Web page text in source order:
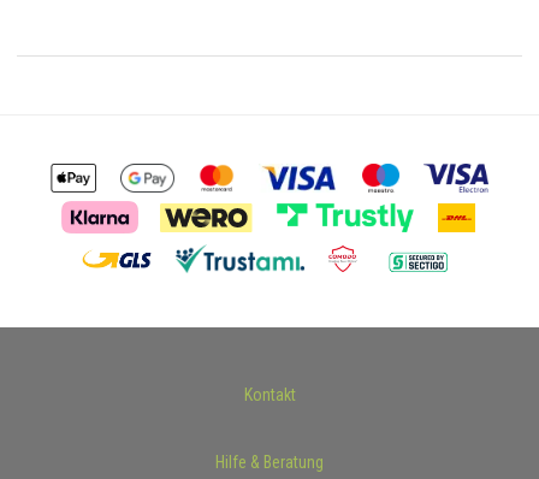
Kontakt
Hilfe & Beratung